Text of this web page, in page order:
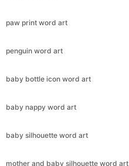
paw print word art
penguin word art
baby bottle icon word art
baby nappy word art
baby silhouette word art
mother and baby silhouette word art